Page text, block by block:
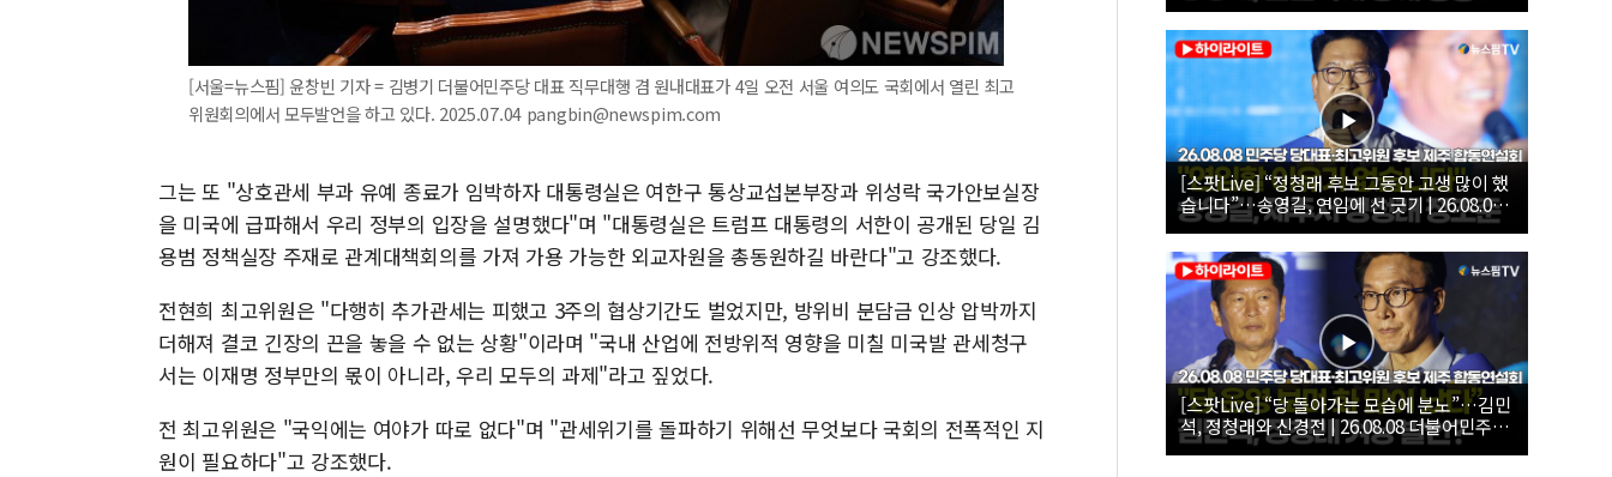
[서울=뉴스핌] 윤창빈 기자 = 김병기 더불어민주당 대표 직무대행 겸 원내대표가 4일 오전 서울 여의도 국회에서 열린 최고
위원회의에서 모두발언을 하고 있다. 2025.07.04 pangbin@newspim.com
그는 또 "상호관세 부과 유예 종료가 임박하자 대통령실은 여한구 통상교섭본부장과 위성락 국가안보실장
을 미국에 급파해서 우리 정부의 입장을 설명했다"며 "대통령실은 트럼프 대통령의 서한이 공개된 당일 김
용범 정책실장 주재로 관계대책회의를 가져 가용 가능한 외교자원을 총동원하길 바란다"고 강조했다.
전현희 최고위원은 "다행히 추가관세는 피했고 3주의 협상기간도 벌었지만, 방위비 분담금 인상 압박까지
더해져 결코 긴장의 끈을 놓을 수 없는 상황"이라며 "국내 산업에 전방위적 영향을 미칠 미국발 관세청구
서는 이재명 정부만의 몫이 아니라, 우리 모두의 과제"라고 짚었다.
전 최고위원은 "국익에는 여야가 따로 없다"며 "관세위기를 돌파하기 위해선 무엇보다 국회의 전폭적인 지
원이 필요하다"고 강조했다.
[스팟Live] “정청래 후보 그동안 고생 많이 했
습니다”…송영길, 연임에 선 긋기 | 26.08.08
더불어민주당 당대표·최고위원 후보 제주 합
동연설회
[스팟Live] “당 돌아가는 모습에 분노”…김민
석, 정청래와 신경전 | 26.08.08 더불어민주당
당대표·최고위원 후보 제주 합동연설회